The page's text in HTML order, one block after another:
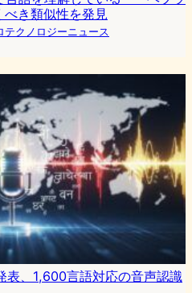
き類似性を発見
テクノロジーニュース
、1,600言語対応の音声認識